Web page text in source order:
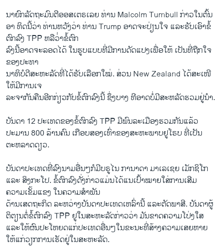
ນາຍົກລັດຖະມົນຕີອອສ​ເຕຣ​ເລຍ ທ່ານ Malcolm Turnbull ກ່າວ​ໃນ​ຕົ້ນ​
ອາ ທິດ​ນີ້​ວ່າ ທ່ານຫວັງ​ວ່າ ທ່ານ Trump ອາດຈະ​ປ່ຽນ​ໃຈ ​ແລະ​ຮັບ​ເອົາຂໍ້​
ຕົກລົງ TPP ຫລື​ວ່່າ​ຂໍ້​ຕົກ
ລົງນີ້​ອາດ​ຈະ​ລອດ​ໄດ້ ໃນຮູບ​ແບບທີ່​ມີ​ການ​ດັດແປງ​ເພື່ອ​ໃຫ້ ​ເປັນ​ທີ່​ຖືກ​ໃຈ
ຂອງ​ປະທາ
ນາທິບໍດີສະຫະລັດທີ່​ໄດ້​ຮັບ​ເລືອກ​ໃໝ່. ສ່ວນ New Zealand ​ໄດ້​ສະ​ເໜີ​
ໃຫ້​ມີການ​ເຈ
​ລະ​ຈາກັນ​ຄືນ​ອີ​ກກ່ຽວກັບຂໍ້​ຕົກ​ລົງນີ້ ຊຶ່ງ​ບາງ ທີອາດ​ບໍ່​ມີສະຫລັດຮວມຢູ່​ນຳ.
ບັນດາ 12 ປະ​ເທດ​ຂອງຂໍ້​ຕົກລົງ TPP ມີ​ພົນລະ​ເມືອງ​ຮວມກັນ​ແລ້ວ
ປະມານ 800 ລ້ານ​ຄົນ ​ເກືອບ​ສອງ​ເທົ່າຂອງສະຫະພາບຢູ​ໂຣບ ທີ່​ເປັນ
ຕະຫລາດ​ດຽວ.
ບັນດາ​ປະ​ເທດ​ທີ່ລົງ​ນາມ​ອື່ນໆ​ກໍມີບຣູ​ໄນ ກາ​ນາ​ດາ ມາ​ເລ​ເຊຍ ​ເມັກ​ຊິ​ໂກ​
ແລະ ​ສິງກະ​ໂປ. ຂໍ້​ຕົກລົງ​ດັ່ງກ່າວ​ແມ່ນໄດ້​ແນ​ເປົ້າໝາຍໃສ່​ການ​ເສີມ​
ຄວາມ​ເຂັ້ມ​ແຂງ ​ໃນ​ຄວາມ​ສຳພັນ
ດ້ານ​ເສດຖະກິດ ລະຫວ່າງ​ບັນດາ​ປະ​ເທດ​ເຫລົ່າ​ນີ້ ແລະ​ຕັດ​ພາສີ. ບັນດາ​ຜູ້​
ຕິ​ຕຽນຕໍ່​ຂໍ້​ຕົກລົງ TPP ຢູ​ໃນ​ສະຫະລັດ​ກ່າວ​ວ່າ ມັນ​ຂາດ​ຄວາມ​ໂປ່​ງ​ໃສ
ແລະ​ໃຫ້​ຜົນ​ປະ​ໂຫຍ​ດ​ແກ່ປະ​ເທດ​ອື່ນໆ​ໃນ​ຂະນະ​ທີ່​ສ້າງ​ຄວາມ​ເສຍຫາຍ ​
ໃຫ້​ແກ່ວຽກການ​ເຮັດ​ຢູ່​ໃນ​ສະຫະລັດ.